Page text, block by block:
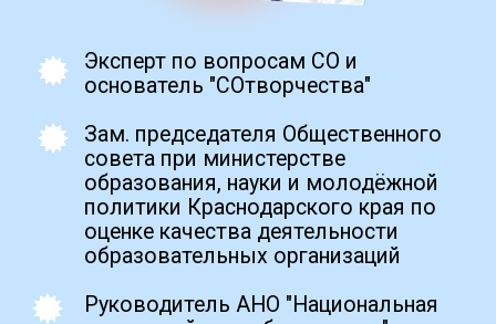
create your own
block from scratch
Промежуточная
аттестация (ПА):